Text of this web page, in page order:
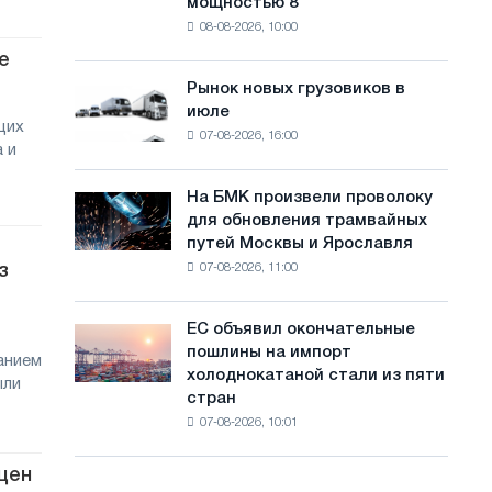
й
и
фотоэлектрическую
МВт
целей
обезуглероживания
мощностью 8
08-08-2026, 10:00
Рынок
новых
грузовиков
Рынок новых грузовиков в
июле
07-08-2026, 16:00
На
БМК
произвели
трамвайных
путей
На БМК произвели проволоку
для обновления трамвайных
путей Москвы и Ярославля
07-08-2026, 11:00
объявил
окончательные
ЕС объявил окончательные
пошлины на импорт
холоднокатаной стали из пяти
стран
07-08-2026, 10:01